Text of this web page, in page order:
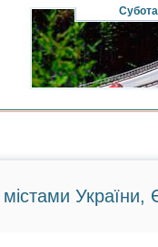
Субота
України,